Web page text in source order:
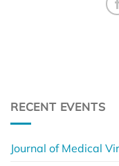
RECENT EVENTS
Journal of Medical